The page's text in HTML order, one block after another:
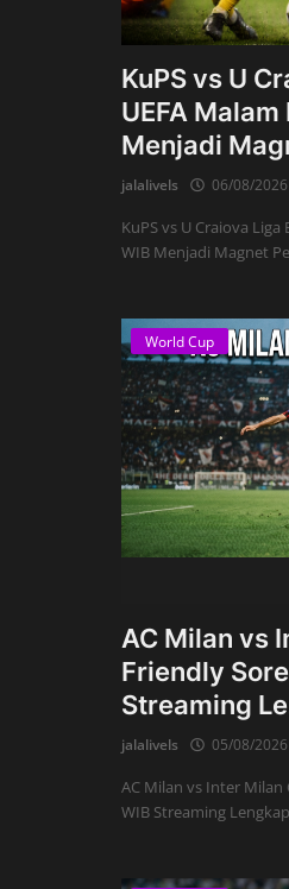
KuPS vs U
UEFA
Menjadi
jalalivels 06/08/2026
KuPS vs U Craiova
WIB Menjadi Magnet
World Cup
AC Milan vs
Friendly
Streaming
jalalivels 05/08/2026
AC Milan vs Inter Milan
WIB Streaming